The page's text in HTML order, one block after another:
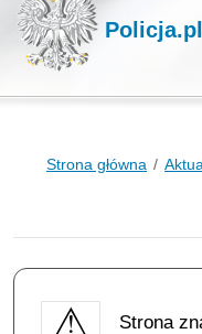
Policja.pl
Strona główna
Strona